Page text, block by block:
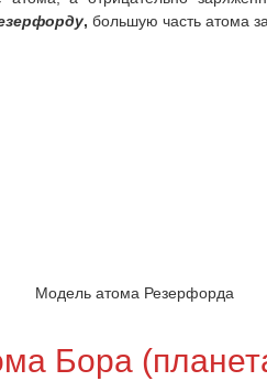
, большую часть атома
Модель атома Резерфорда
Бора